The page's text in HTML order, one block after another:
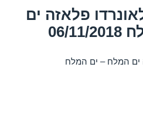
פלאזה ים
ים המלח – ים המלח